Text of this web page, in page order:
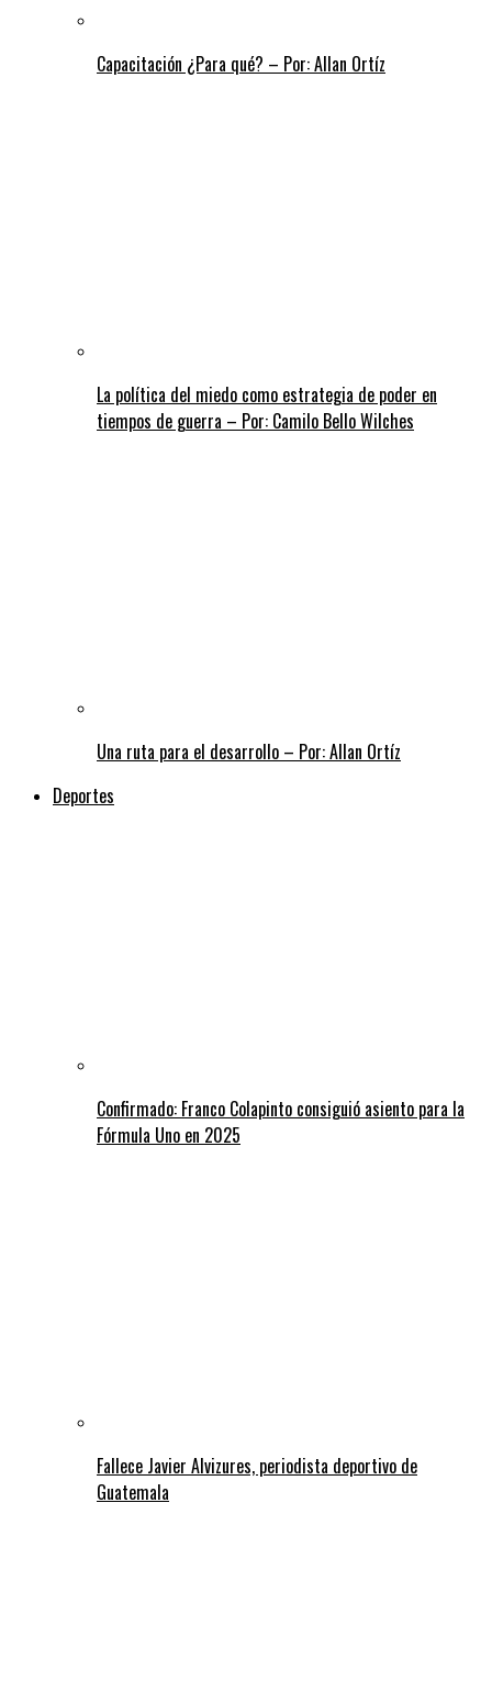
Capacitación ¿Para qué? – Por: Allan Ortíz
La política del miedo como estrategia de poder en
tiempos de guerra – Por: Camilo Bello Wilches
Una ruta para el desarrollo – Por: Allan Ortíz
Deportes
Confirmado: Franco Colapinto consiguió asiento para la
Fórmula Uno en 2025
Fallece Javier Alvizures, periodista deportivo de
Guatemala